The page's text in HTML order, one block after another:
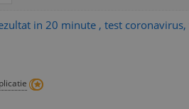
in 20 minute , test